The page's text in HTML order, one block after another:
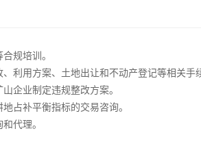
规培训。
用方案、土地出让和不动产登记等相关手
企业制定违规整改方案。
占补平衡指标的交易咨询。
代理。